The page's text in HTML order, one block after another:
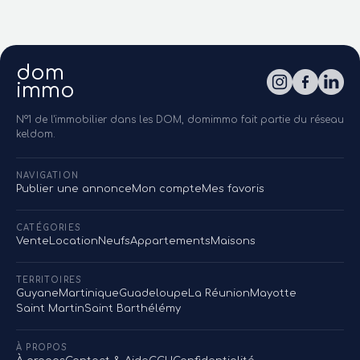
dom
immo
N°1 de l'immobilier dans les DOM, domimmo fait partie du réseau
keldom.
NAVIGATION
Publier une annonceMon compteMes favoris
CATÉGORIES
Vente LocationNeufsAppartementsMaisons
TERRITOIRES
GuyaneMartiniqueGuadeloupe La RéunionMayotte
Saint MartinSaint Barthélémy
À PROPOS